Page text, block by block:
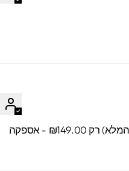
אליאס אדום במבצע ענק! (המשחק המלא) רק ₪149.00 - אספקה